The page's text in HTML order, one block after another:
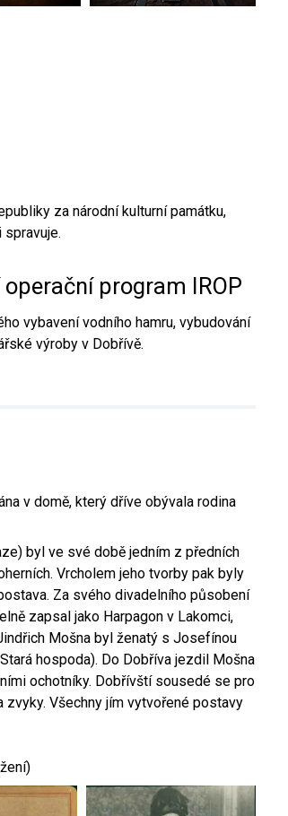
za národní kulturní památku,
program IROP
vybavení vodního hamru, vybudování
výroby v Dobřívě.
v domě, který dříve obývala rodina
byl ve své době jedním z předních
Vrcholem jeho tvorby pak byly
Za svého divadelního působení
zapsal jako Harpagon v Lakomci,
Mošna byl ženatý s Josefínou
hospoda). Do Dobříva jezdil Mošna
ochotníky. Dobřívští sousedé se pro
Všechny jím vytvořené postavy